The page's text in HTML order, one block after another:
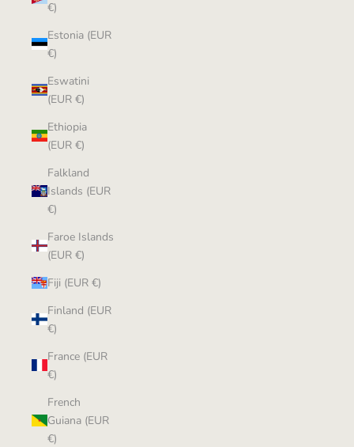
€)
Estonia (EUR
€)
Eswatini
(EUR €)
Ethiopia
(EUR €)
Falkland
Islands (EUR
€)
Faroe Islands
(EUR €)
Fiji (EUR €)
Finland (EUR
€)
France (EUR
€)
French
Guiana (EUR
€)